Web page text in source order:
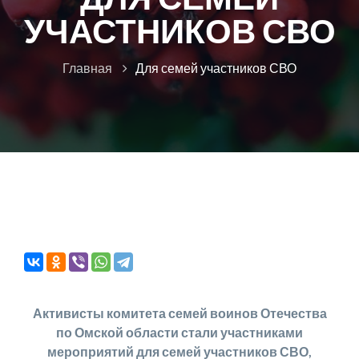
УЧАСТНИКОВ СВО
Главная Для семей участников СВО
Активисты комитета семей воинов Отечества
по Омской области стали участниками
мероприятий для семей участников СВО,